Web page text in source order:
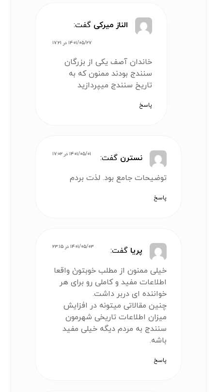
الناز میرکی گفت:
۱۴۰۱/۰۵/۲۷ در ۱۷:۲۱
خاندان آصف یکی از بزرگان
سنندج بودند ممنون که به
تاریخ سنندج میپردازید
پاسخ
نسترن گفت: ۱۴۰۱/۰۵/۰۱ در ۱۷:۰۲
توضیحات جامع بود. لذت بردم
پاسخ
پریا گفت: ۱۴۰۱/۰۵/۰۳ در ۲۳:۱۵
خیلی ممنون از مطلب خوبتونٰ واقعا
اطلاعات مفید و کاملی رو برای هر
خواننده ای دربر داشت.
چنین مقالاتی میتونه در افزایش
میزان اطلاعات تاریخی شهرمون
سنندج به مردم دیگه خیلی مفید
باشه.
پاسخ